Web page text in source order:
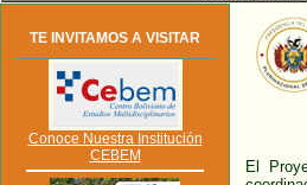
TE INVITAMOS A VISITAR
Conoce Nuestra Institución
CEBEM
El